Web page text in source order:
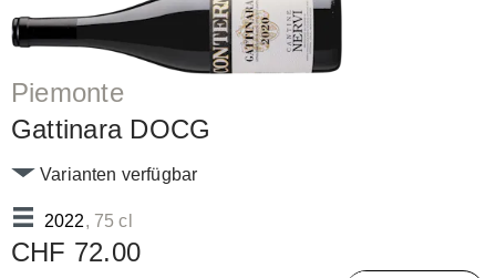
Piemonte
Gattinara DOCG
2022, 75 cl
Varianten verfügbar
CHF 72.00